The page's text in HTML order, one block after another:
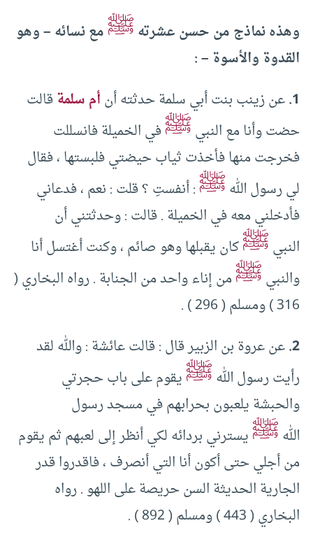
وهذه نماذج من حسن عشرتهﷺمع نسائه – وهو
القدوة والأسوة – :
1. عن زينب بنت أبي سلمة حدثته أنأم سلمةقالت
حضت وأنا مع النبيﷺفي الخميلة فانسللت
فخرجت منها فأخذت ثياب حيضتي فلبستها ، فقال
لي رسول اللهﷺ: أنفستِ ؟ قلت : نعم ، فدعاني
فأدخلني معه في الخميلة . قالت : وحدثتني أن
النبيﷺكان يقبلها وهو صائم ، وكنت أغتسل أنا
والنبيﷺمن إناء واحد من الجنابة . رواه البخاري (
316 ) ومسلم ( 296 ) .
2. عن عروة بن الزبير قال : قالت عائشة : والله لقد
رأيت رسول اللهﷺيقوم على باب حجرتي
والحبشة يلعبون بحرابهم في مسجد رسول
اللهﷺيسترني بردائه لكي أنظر إلى لعبهم ثم يقوم
من أجلي حتى أكون أنا التي أنصرف ، فاقدروا قدر
الجارية الحديثة السن حريصة على اللهو . رواه
البخاري ( 443 ) ومسلم ( 892 ) .